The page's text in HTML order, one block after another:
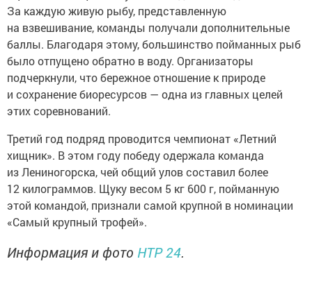
За каждую живую рыбу, представленную
на взвешивание, команды получали дополнительные
баллы. Благодаря этому, большинство пойманных рыб
было отпущено обратно в воду. Организаторы
подчеркнули, что бережное отношение к природе
и сохранение биоресурсов — одна из главных целей
этих соревнований.
Третий год подряд проводится чемпионат «Летний
хищник». В этом году победу одержала команда
из Лениногорска, чей общий улов составил более
12 килограммов. Щуку весом 5 кг 600 г, пойманную
этой командой, признали самой крупной в номинации
«Самый крупный трофей».
Информация и фото НТР 24.